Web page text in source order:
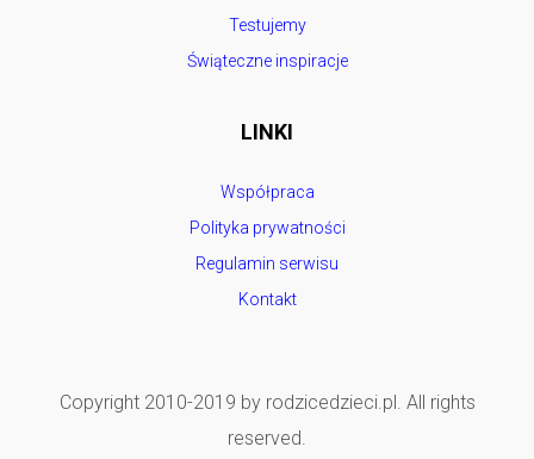
Testujemy
Świąteczne inspiracje
LINKI
Współpraca
Polityka prywatności
Regulamin serwisu
Kontakt
Copyright 2010-2019 by rodzicedzieci.pl. All rights
reserved.